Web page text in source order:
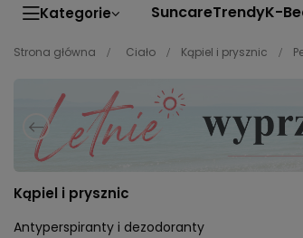
Kategorie SuncareTrendyK-
Strona główna Ciało Kąpiel i prysznic
Kąpiel i prysznic
Antyperspiranty i dezodoranty